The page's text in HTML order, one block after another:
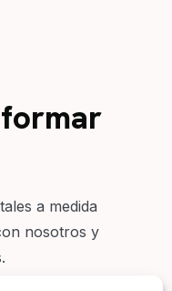
a medida
nosotros y